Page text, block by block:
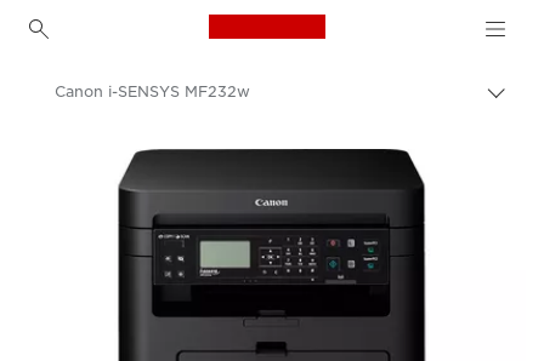
Canon Logo, back to
Canon i-SENSYS MF232w